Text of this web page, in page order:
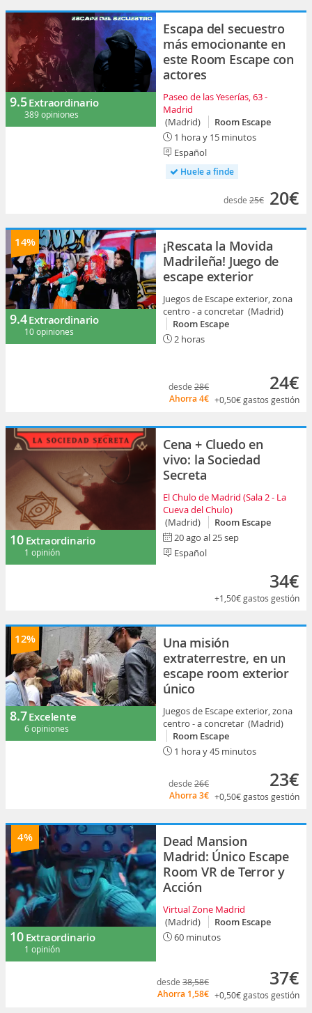
9.5Extraordinario
389 opiniones
Escapa del secuestro
más emocionante en
este Room Escape con
actores
Paseo de las Yeserías, 63 -
Madrid
(Madrid)
Room Escape
1 hora y 15 minutos
Español
Huele a finde
desde 25€ 20€
14%
9.4Extraordinario
10 opiniones
¡Rescata la Movida
Madrileña! Juego de
escape exterior
Juegos de Escape exterior, zona
centro - a concretar (Madrid)
Room Escape
2 horas
desde 28€
Ahorra 4€
24€
+0,50€gastos gestión
10 Extraordinario
1 opinión
Cena + Cluedo en
vivo: la Sociedad
Secreta
El Chulo de Madrid (Sala 2 - La
Cueva del Chulo)
(Madrid)
Room Escape
20 ago al 25 sep
Español
34€
+1,50€gastos gestión
12%
8.7Excelente
6 opiniones
Una misión
extraterrestre, en un
escape room exterior
único
Juegos de Escape exterior, zona
centro - a concretar (Madrid)
Room Escape
1 hora y 45 minutos
desde 26€
Ahorra 3€
23€
+0,50€gastos gestión
4%
10 Extraordinario
1 opinión
Dead Mansion
Madrid: Único Escape
Room VR de Terror y
Acción
Virtual Zone Madrid
(Madrid)
Room Escape
60 minutos
desde 38,58€
Ahorra 1,58€
37€
+0,50€gastos gestión